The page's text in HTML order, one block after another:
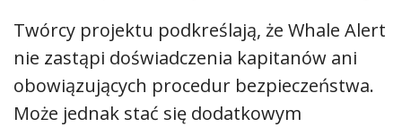
Twórcy projektu podkreślają, że Whale Alert
nie zastąpi doświadczenia kapitanów ani
obowiązujących procedur bezpieczeństwa.
Może jednak stać się dodatkowym